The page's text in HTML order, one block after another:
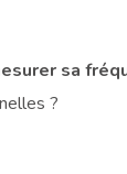
sa
?